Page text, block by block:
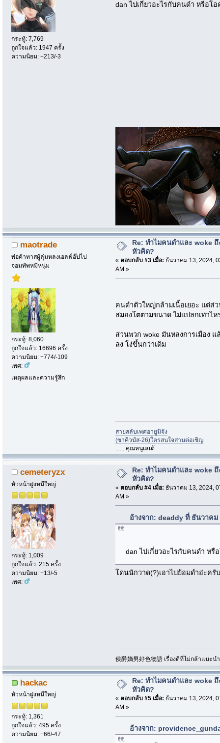
กระทู้: 7,769
ถูกใจแล้ว: 1947 ครั้ง
ความนิยม: +213/-3
dan ไปเกี่ยวอะไรกับคนดำ หรือ
maotrade
พ่อค้าทาสผู้ลุ่มหลงเอลฟ์อ๊ปไป
จอมทัพหมีหนุ่ม
กระทู้: 8,060
ถูกใจแล้ว: 16696 ครั้ง
ความนิยม: +774/-109
เพศ:
เหตุผลและความรู้สึก
Re: ทำไมคนดำและ woke ถึ
หัวคิด?
« ตอบกลับ #3 เมื่อ: ธันวาคม 13, 2024,
AM »
คนดำตัวใหญ่กล้ามเนื้อเยอะ แต่ส่
สมองโตตามขนาด ไม่แปลกเท่าไห
ส่วนพวก woke มันหลงการเมือง
ลง โง่ขึ้นกว่าเดิม
สายสลับเพศอายูมิจัง
(ซาคิวบัส-26)ใครสนใจสานต่อเชิญ
...... คุณหนูเลเต้
cemeteryzx
หัวหน้าฝูงหมีใหญ่
กระทู้: 1,009
ถูกใจแล้ว: 215 ครั้ง
ความนิยม: +13/-5
เพศ:
Re: ทำไมคนดำและ woke ถึ
หัวคิด?
« ตอบกลับ #4 เมื่อ: ธันวาคม 13, 2024,
AM »
อ้างจาก: deaddy ที่ ธันวาคม
dan ไปเกี่ยวอะไรกับคนดำ ห
โดนนักวาด(?)เอาไปย้อมดำอ่ะครั
侯爵嫡男好色物語 เรื่องดีที่ไม่กล้าแนะน
hackac
หัวหน้าฝูงหมีใหญ่
กระทู้: 1,361
ถูกใจแล้ว: 495 ครั้ง
ความนิยม: +66/-47
Re: ทำไมคนดำและ woke ถึ
หัวคิด?
« ตอบกลับ #5 เมื่อ: ธันวาคม 13, 2024,
AM »
อ้างจาก: